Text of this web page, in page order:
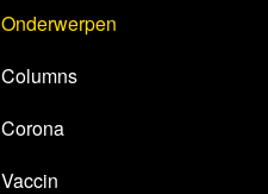
Onderwerpen
Columns
Corona
Vaccin